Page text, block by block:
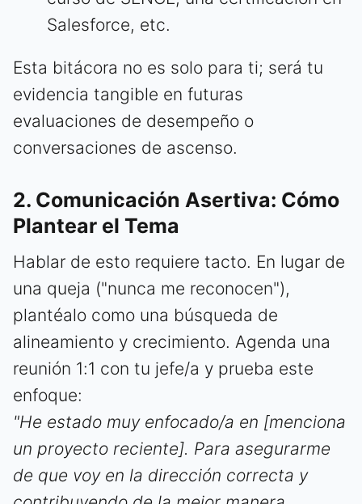
Salesforce, etc.
Esta bitácora no es solo para ti; será tu
evidencia tangible en futuras
evaluaciones de desempeño o
conversaciones de ascenso.
2. Comunicación Asertiva: Cómo
Plantear el Tema
Hablar de esto requiere tacto. En lugar de
una queja ("nunca me reconocen"),
plantéalo como una búsqueda de
alineamiento y crecimiento. Agenda una
reunión 1:1 con tu jefe/a y prueba este
enfoque:
"He estado muy enfocado/a en [menciona
un proyecto reciente]. Para asegurarme
de que voy en la dirección correcta y